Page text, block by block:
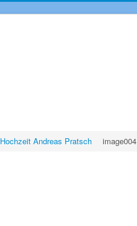
Hochzeit Andreas Pratsch image004